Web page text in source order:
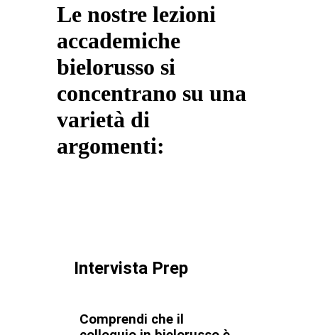
Le nostre lezioni
accademiche
bielorusso si
concentrano su una
varietà di
argomenti:
Intervista Prep
Comprendi che il